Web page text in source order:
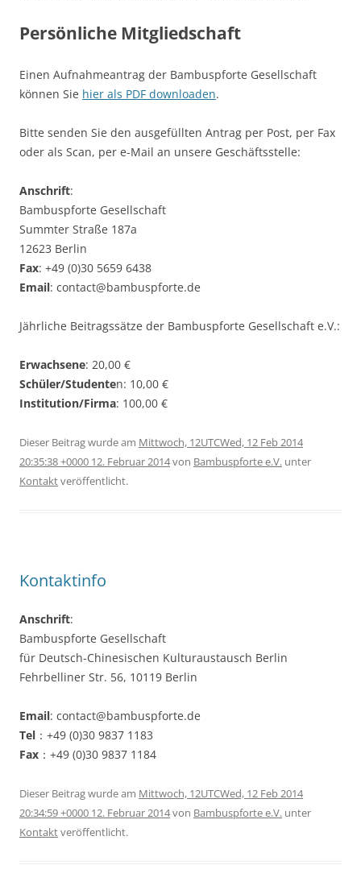
Persönliche Mitgliedschaft
Einen Aufnahmeantrag der Bambuspforte Gesellschaft
können Sie hier als PDF downloaden.
Bitte senden Sie den ausgefüllten Antrag per Post, per Fax
oder als Scan, per e-Mail an unsere Geschäftsstelle:
Anschrift:
Bambuspforte Gesellschaft
Summter Straße 187a
12623 Berlin
Fax: +49 (0)30 5659 6438
Email: contact@bambuspforte.de
Jährliche Beitragssätze der Bambuspforte Gesellschaft e.V.:
Erwachsene: 20,00 €
Schüler/Studenten: 10,00 €
Institution/Firma: 100,00 €
Dieser Beitrag wurde am Mittwoch, 12UTCWed, 12 Feb 2014
20:35:38 +0000 12. Februar 2014von Bambuspforte e.V. unter
Kontaktveröffentlicht.
Kontaktinfo
Anschrift:
Bambuspforte Gesellschaft
für Deutsch-Chinesischen Kulturaustausch Berlin
Fehrbelliner Str. 56, 10119 Berlin
Email: contact@bambuspforte.de
Tel ：+49 (0)30 9837 1183
Fax ：+49 (0)30 9837 1184
Dieser Beitrag wurde am Mittwoch, 12UTCWed, 12 Feb 2014
20:34:59 +0000 12. Februar 2014von Bambuspforte e.V. unter
Kontaktveröffentlicht.